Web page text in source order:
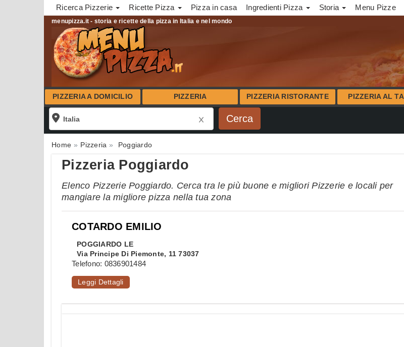
Ricerca Pizzerie Ricette Pizza Pizza in casa Ingredienti Pizza Storia Menu Pizze
menupizza.it - storia e ricette della pizza in Italia e nel mondo
PIZZERIA A DOMICILIO PIZZERIA PIZZERIA RISTORANTE PIZZERIA AL
Home Pizzeria Poggiardo
Pizzeria Poggiardo
Elenco Pizzerie Poggiardo. Cerca tra le più buone e migliori Pizzerie e locali per
mangiare la migliore pizza nella tua zona
COTARDO EMILIO
POGGIARDO LE
Via Principe Di Piemonte, 11 73037
Telefono: 0836901484
Leggi Dettagli